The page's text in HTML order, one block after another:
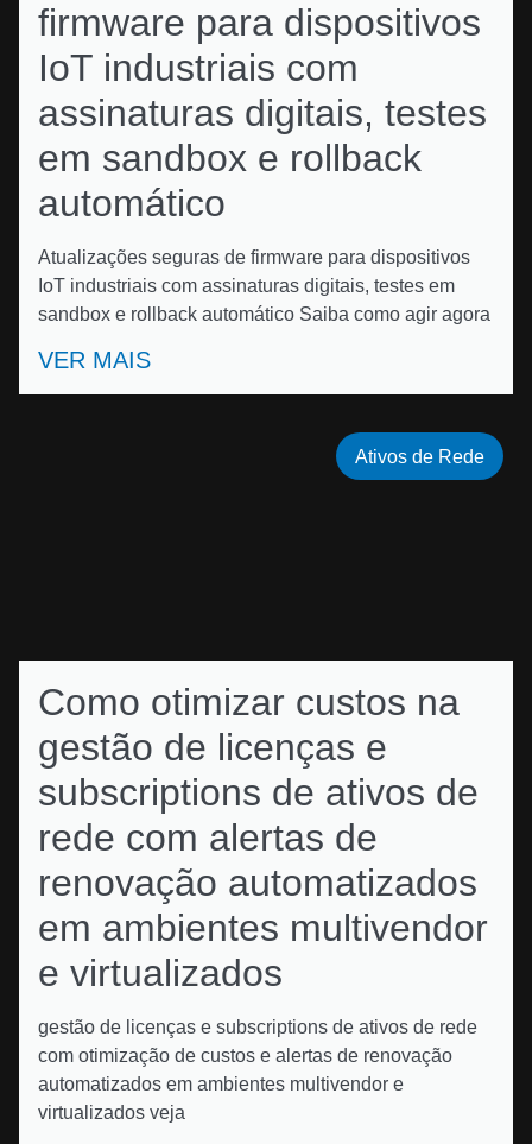
firmware para dispositivos
IoT industriais com
assinaturas digitais, testes
em sandbox e rollback
automático
Atualizações seguras de firmware para dispositivos
IoT industriais com assinaturas digitais, testes em
sandbox e rollback automático Saiba como agir agora
VER MAIS
Como otimizar custos na
gestão de licenças e
subscriptions de ativos de
rede com alertas de
renovação automatizados
em ambientes multivendor
e virtualizados
gestão de licenças e subscriptions de ativos de rede
com otimização de custos e alertas de renovação
automatizados em ambientes multivendor e
virtualizados veja
Ativos de Rede